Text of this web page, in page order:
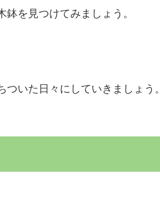
を見つけてみましょう。
ついた日々にしていきましょう。